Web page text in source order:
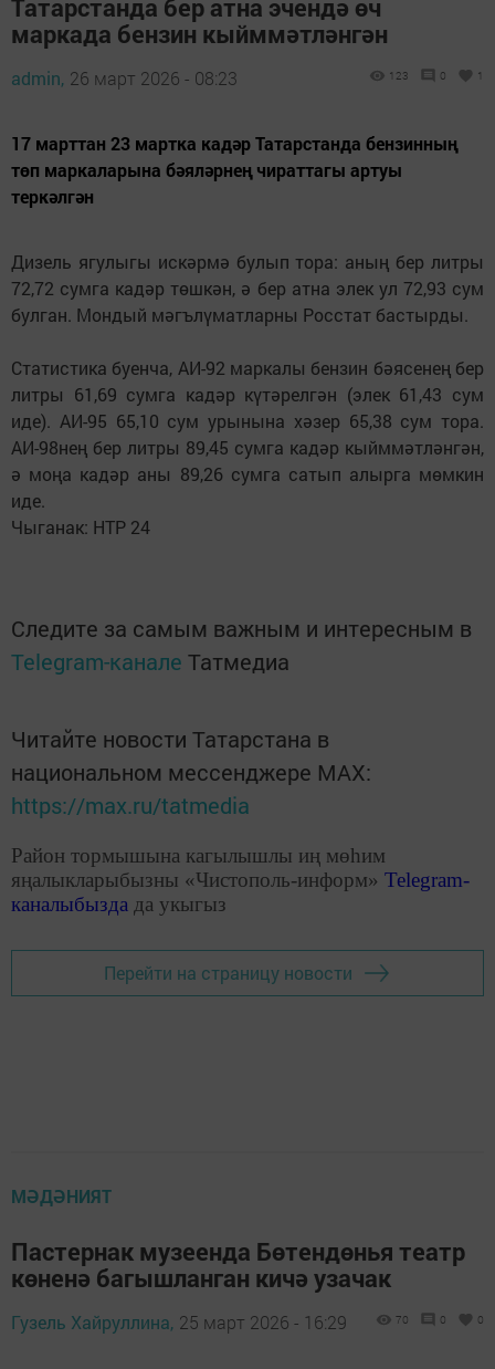
Татарстанда бер атна эчендә өч
маркада бензин кыйммәтләнгән
admin, 26 март 2026 - 08:23 123 0 1
17 марттан 23 мартка кадәр Татарстанда бензинның
төп маркаларына бәяләрнең чираттагы артуы
теркәлгән
Дизель ягулыгы искәрмә булып тора: аның бер литры
72,72 сумга кадәр төшкән, ә бер атна элек ул 72,93 сум
булган. Мондый мәгълүматларны Росстат бастырды.
Статистика буенча, АИ-92 маркалы бензин бәясенең бер
литры 61,69 сумга кадәр күтәрелгән (элек 61,43 сум
иде). АИ-95 65,10 сум урынына хәзер 65,38 сум тора.
АИ-98нең бер литры 89,45 сумга кадәр кыйммәтләнгән,
ә моңа кадәр аны 89,26 сумга сатып алырга мөмкин
иде.
Чыганак: НТР 24
Следите за самым важным и интересным в
Telegram-канале Татмедиа
Читайте новости Татарстана в
национальном мессенджере MАХ:
https://max.ru/tatmedia
Район тормышына кагылышлы иң мөһим
яңалыкларыбызны «Чистополь-информ» Telegram-
каналыбызда да укыгыз
Перейти на страницу новости
МӘДӘНИЯТ
Пастернак музеенда Бөтендөнья театр
көненә багышланган кичә узачак
Гузель Хайруллина, 25 март 2026 - 16:29 70 0 0